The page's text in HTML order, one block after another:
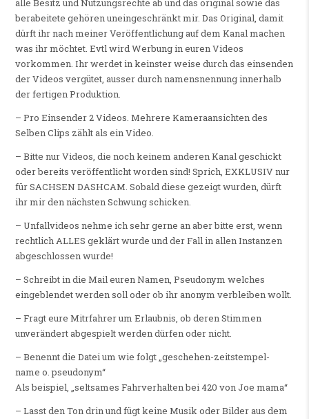
alle Besitz und Nutzungsrechte ab und das original sowie das
berabeitete gehören uneingeschränkt mir. Das Original, damit
dürft ihr nach meiner Veröffentlichung auf dem Kanal machen
was ihr möchtet. Evtl wird Werbung in euren Videos
vorkommen. Ihr werdet in keinster weise durch das einsenden
der Videos vergütet, ausser durch namensnennung innerhalb
der fertigen Produktion.
– Pro Einsender 2 Videos. Mehrere Kameraansichten des
Selben Clips zählt als ein Video.
– Bitte nur Videos, die noch keinem anderen Kanal geschickt
oder bereits veröffentlicht worden sind! Sprich, EXKLUSIV nur
für SACHSEN DASHCAM. Sobald diese gezeigt wurden, dürft
ihr mir den nächsten Schwung schicken.
– Unfallvideos nehme ich sehr gerne an aber bitte erst, wenn
rechtlich ALLES geklärt wurde und der Fall in allen Instanzen
abgeschlossen wurde!
– Schreibt in die Mail euren Namen, Pseudonym welches
eingeblendet werden soll oder ob ihr anonym verbleiben wollt.
– Fragt eure Mitrfahrer um Erlaubnis, ob deren Stimmen
unverändert abgespielt werden dürfen oder nicht.
– Benennt die Datei um wie folgt „geschehen-zeitstempel-
name o. pseudonym“
Als beispiel, „seltsames Fahrverhalten bei 420 von Joe mama“
– Lasst den Ton drin und fügt keine Musik oder Bilder aus dem